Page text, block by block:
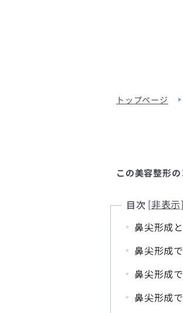
トップページ
この美容整形
目次
鼻尖形成
鼻尖形成
鼻尖形成
鼻尖形成